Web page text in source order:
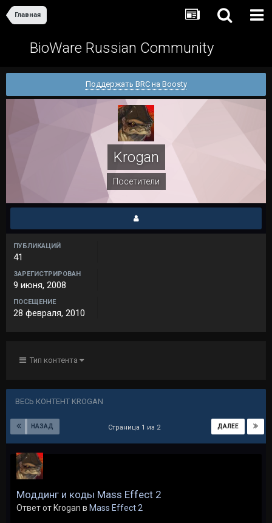
Главная
BioWare Russian Community
Поддержать BRC на Boosty
Krogan
Посетители
ПУБЛИКАЦИЙ
41
ЗАРЕГИСТРИРОВАН
9 июня, 2008
ПОСЕЩЕНИЕ
28 февраля, 2010
Тип контента
ВЕСЬ КОНТЕНТ KROGAN
НАЗАД ДАЛЕЕ
Страница 1 из 2
Моддинг и коды Mass Effect 2
Ответ от Krogan в Mass Effect 2